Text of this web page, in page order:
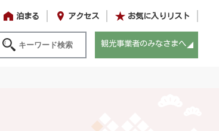
泊まる アクセス お気に入りリスト
観光事業者のみなさまへ